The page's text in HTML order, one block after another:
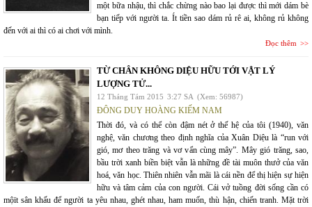
một bữa nhậu, thì chắc chừng nào bao lại được thì mới dám bè
bạn tiếp với người ta. Ít tiền sao dám rủ rê ai, không rủ không
đến với ai thì có ai chơi với mình.
Đọc thêm
TỪ CHÂN KHÔNG DIỆU HỮU TỚI VẬT LÝ
LƯỢNG TỬ...
12 Tháng Tám 2015 3:27 SA (Xem: 56987)
ĐÔNG DUY HOÀNG KIẾM NAM
Thời đó, và có thể còn đậm nét ở thế hệ của tôi (1940), văn
nghệ, văn chương theo định nghĩa của Xuân Diệu là “run với
gió, mơ theo trăng và vơ vẩn cùng mây”. Mây gió trăng, sao,
bầu trời xanh biền biệt vẫn là những đề tài muôn thưở của văn
hoá, văn học. Thiên nhiên vẫn mãi là cái nền để thị hiện sự hiện
hữu và tâm cảm của con người. Cái vở tuồng đời sống cần có
mộït sân khấu để người ta yêu nhau, ghét nhau, ham muốn, thù hận, chiến tranh. Mặt trời